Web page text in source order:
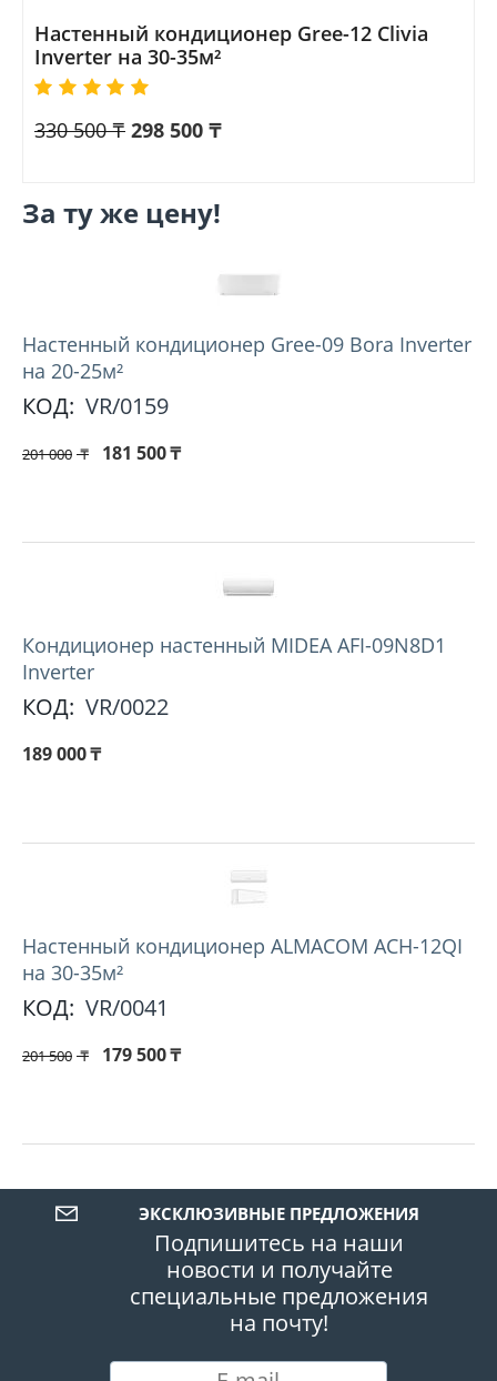
Настенный кондиционер Gree-12 Clivia
Inverter на 30-35м²
330 500 ₸ 298 500 ₸
За ту же цену!
Настенный кондиционер Gree-09 Bora Inverter
на 20-25м²
КОД: VR/0159
201 000 ₸ 181 500₸
Кондиционер настенный MIDEA AFI-09N8D1
Inverter
КОД: VR/0022
189 000₸
Hастенный кондиционер ALMACOM ACH-12QI
на 30-35м²
КОД: VR/0041
201 500 ₸ 179 500₸
ЭКСКЛЮЗИВНЫЕ ПРЕДЛОЖЕНИЯ
Подпишитесь на наши
новости и получайте
специальные предложения
на почту!